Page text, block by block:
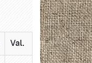
Val.